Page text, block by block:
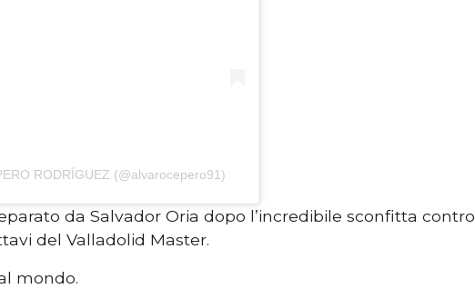
RODRÍGUEZ (@alvarocepero91)
da Salvador Oria dopo l’incredibile sconfitta contro
del Valladolid Master.
mondo.